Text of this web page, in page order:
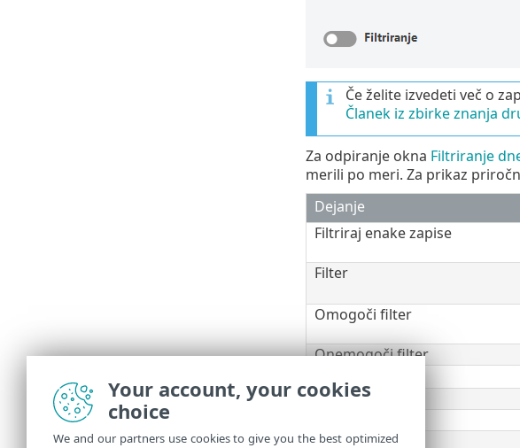
Če želite izvedeti več o
Članek iz zbirke znanja
Za odpiranje okna Filtriranje
merili po meri. Za prikaz
Dejanje
Filtriraj enake zapise
Filter
Omogoči filter
Onemogoči filter
Kopiraj vse
Izvozi vse
Your account, your cookies
choice
We and our partners use cookies to give you the best optimized